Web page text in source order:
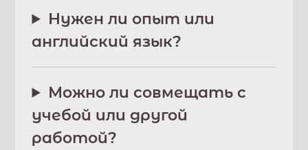
Нужен ли опыт или
английский язык?
Можно ли совмещать с
учебой или другой
работой?